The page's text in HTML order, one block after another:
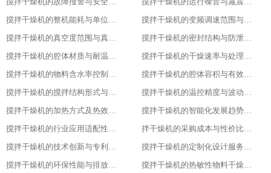
搅拌干燥机的整机能耗与单位能耗标准
搅拌干燥机的变频调速范围与控制精度
搅拌干燥机的真空度范围与真空干燥效果
搅拌干燥机的密封结构与防泄漏等级
搅拌干燥机的腔体材质与耐温耐腐蚀性能
搅拌干燥机的干燥速率与处理量参数
搅拌干燥机的物料含水率控制范围
搅拌干燥机的腔体容积与有效装载率
搅拌干燥机的搅拌结构形式与适配物料
搅拌干燥机的温控精度与波动范围
搅拌干燥机的加热方式及热效率指标
搅拌干燥机的智能化发展趋势预测
搅拌干燥机的行业应用适配性调整
拌干燥机的采购成本与性价比评估
搅拌干燥机的技术创新与专利成果
搅拌干燥机的定制化设计服务范围
搅拌干燥机的环保性能与排放标准
搅拌干燥机的热敏性物料干燥工艺优化